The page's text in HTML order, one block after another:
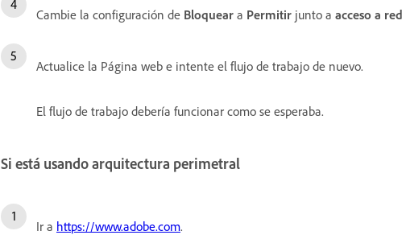
Cambie la configuración de Bloquear a Permitir junto a acceso a
Actualice la Página web e intente el flujo de trabajo de nuevo.
El flujo de trabajo debería funcionar como se esperaba.
Si está usando arquitectura perimetral
Ir a https://www.adobe.com.